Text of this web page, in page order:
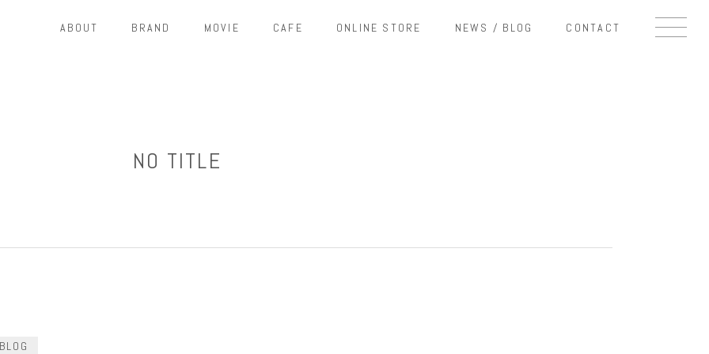
ABOUT BRAND MOVIE CAFE ONLINE STORE NEWS / BLOG CONTACT
NO TITLE
BLOG